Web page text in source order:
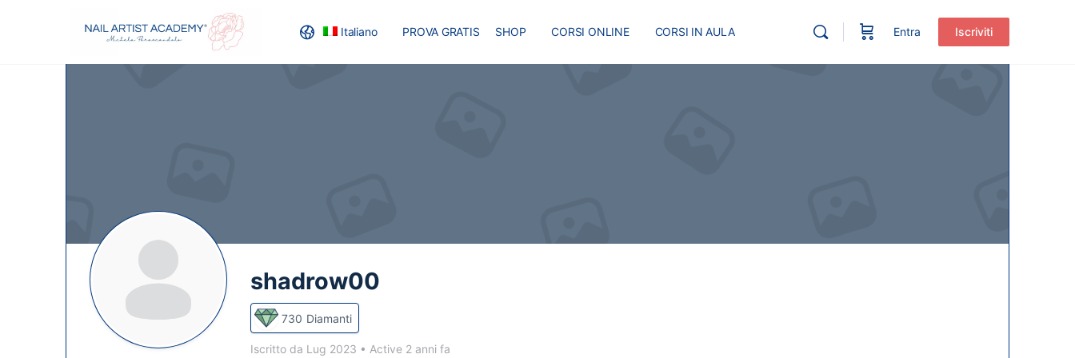
Italiano PROVA GRATIS SHOP CORSI ONLINE CORSI IN AULA Entra Iscriviti
shadrow00
730 Diamanti
Iscritto da Lug 2023 • Active 2 anni fa